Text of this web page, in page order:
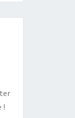
!